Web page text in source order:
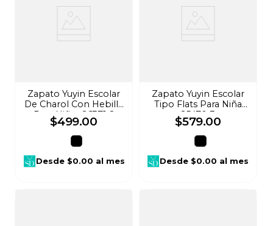
Zapato Yuyin Escolar
De Charol Con Hebilla
Para Niñas 26371-2
$499.00
Desde$0.00 al mes
Zapato Yuyin Escolar
Tipo Flats Para Niña
25470-3
$579.00
Desde $0.00 al mes